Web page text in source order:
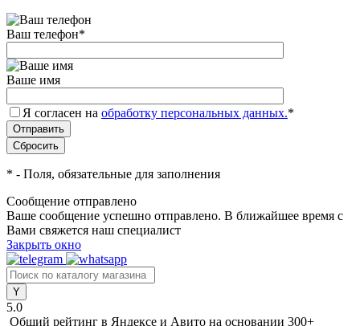
Ваш телефон*
Ваше имя
Я согласен на обработку персональных данных.*
* - Поля, обязательные для заполнения
Сообщение отправлено
Ваше сообщение успешно отправлено. В ближайшее время с
Вами свяжется наш специалист
Закрыть окно
5.0
Общий рейтинг в Яндексе и Авито на основании 300+